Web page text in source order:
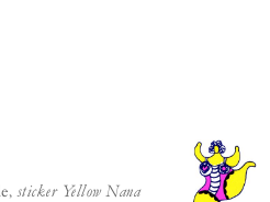
sticker Yellow Nana